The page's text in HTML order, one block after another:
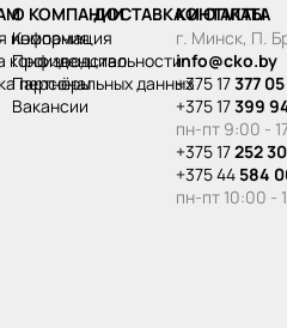
информация
конфиденциальности
персональных данных
О КОМПАНИИ
Компания
Производство
Партнёры
Вакансии
ДОСТАВКА И ОПЛАТА
КОНТАКТЫ
г. Минск, П.
info@cko.by
+375 17377
+375 17399
пн-пт 9:00 -
+375 17252
+375 44 584
пн-пт 10:00 -